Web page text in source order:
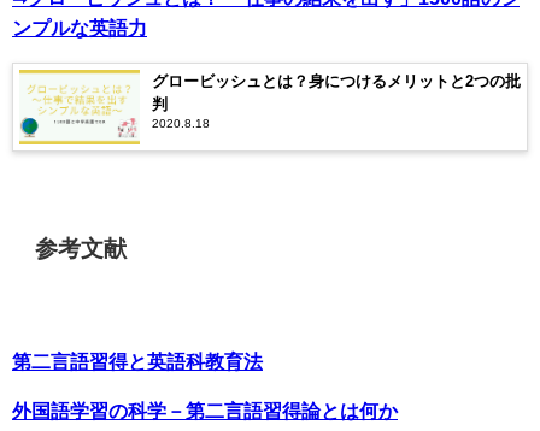
ンプルな英語力
グロービッシュとは？身につけるメリットと2つの批
判
2020.8.18
参考文献
第二言語習得と英語科教育法
外国語学習の科学－第二言語習得論とは何か